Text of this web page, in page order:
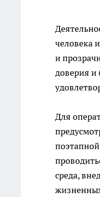
человека
и
доверия и
Для
среда,